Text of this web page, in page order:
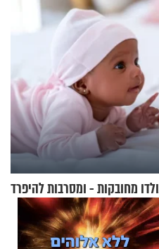
מחובקות - ומסרבות להיפרד